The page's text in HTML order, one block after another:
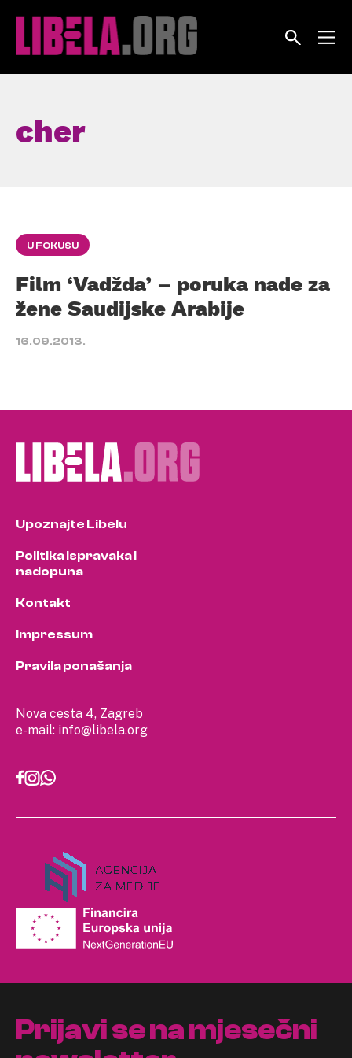
cher
U FOKUSU
Film ‘Vadžda’ – poruka nade za
žene Saudijske Arabije
16.09.2013.
Nova cesta 4, Zagreb
e-mail: info@libela.org
Upoznajte Libelu
Politika ispravaka i
nadopuna
Kontakt
Impressum
Pravila ponašanja
Prijavi se na mjesečni